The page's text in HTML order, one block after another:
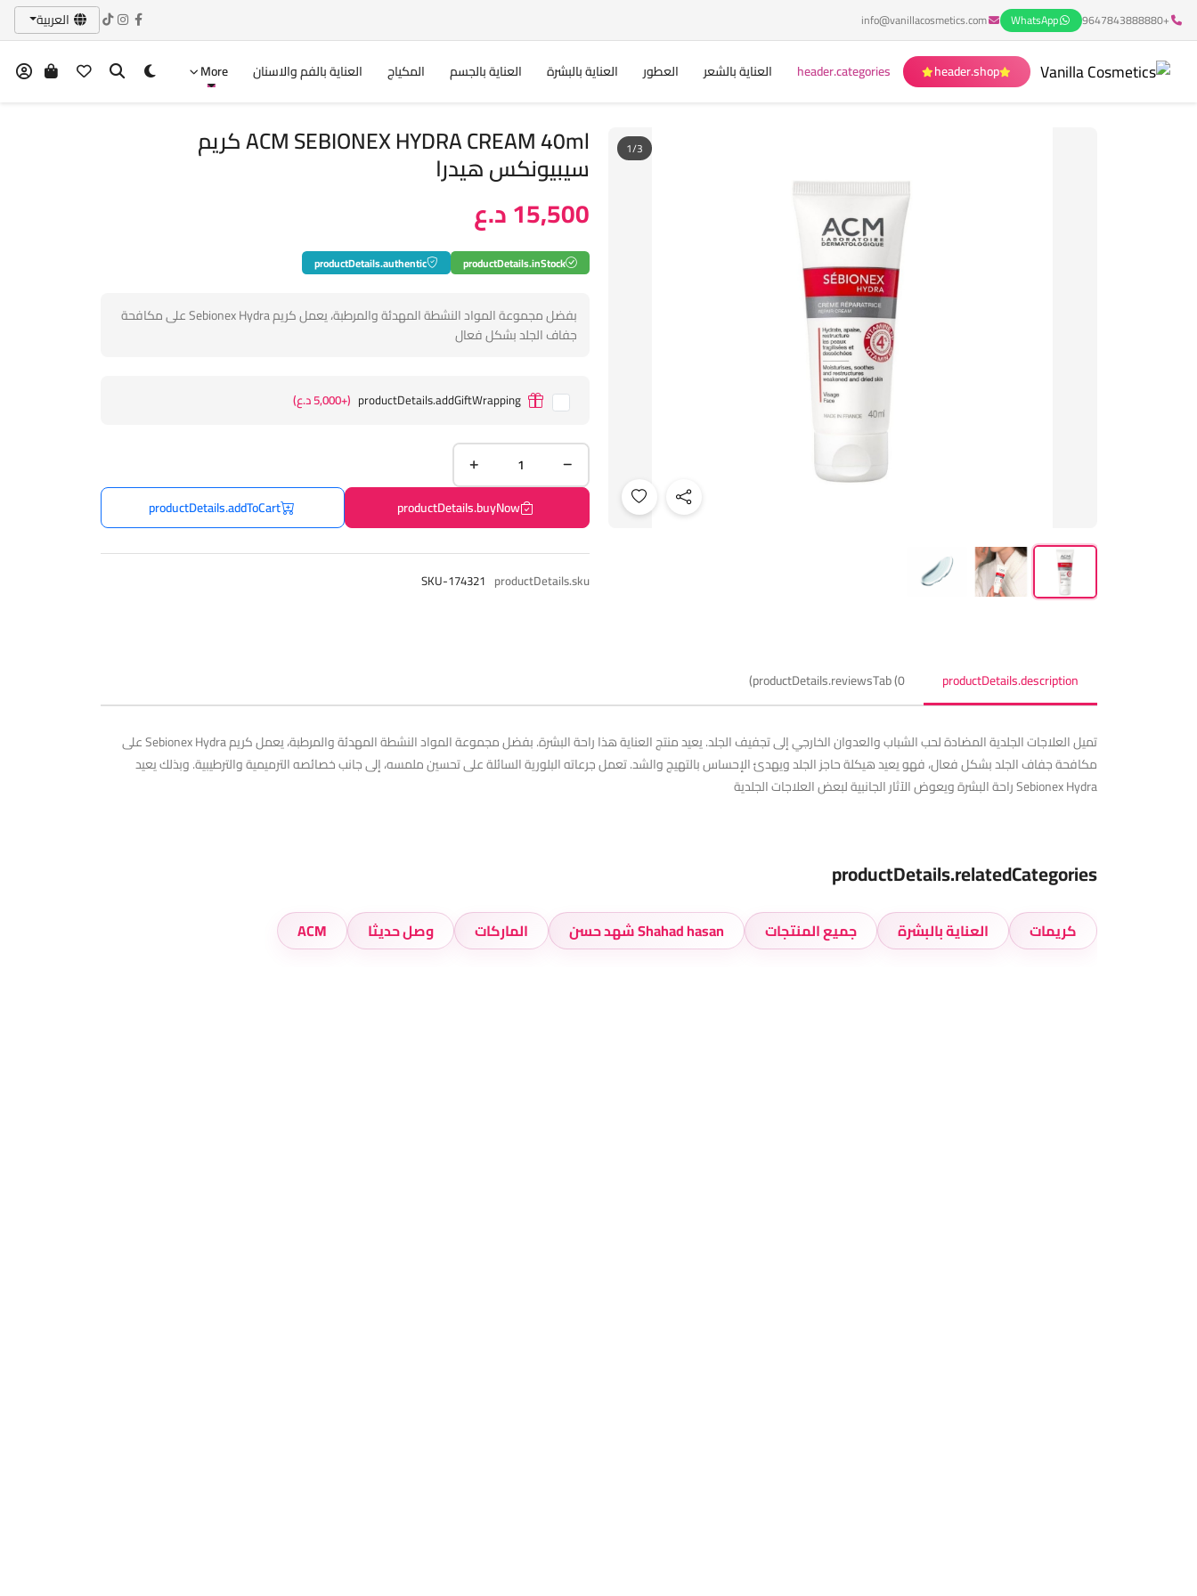
+9647843888880
WhatsApp
info@vanillacosmetics.com العربية
header.shop
header.categories العناية بالشعر العطور العناية بالبشرة العناية بالجسم المكياج العناية بالفم والاسنان More
1/3 ACM SEBIONEX HYDRA CREAM 40ml كريم
سيبيونكس هيدرا
15,500 د.ع
productDetails.inStock
productDetails.authentic
بفضل مجموعة المواد النشطة المهدئة والمرطبة، يعمل كريم Sebionex Hydra على مكافحة
جفاف الجلد بشكل فعال
productDetails.addGiftWrapping (+5,000 د.ع)
productDetails.buyNow
productDetails.addToCart
productDetails.sku
SKU-174321
productDetails.description
productDetails.reviewsTab (0)
تميل العلاجات الجلدية المضادة لحب الشباب والعدوان الخارجي إلى تجفيف الجلد. يعيد منتج العناية هذا راحة البشرة. بفضل مجموعة المواد النشطة المهدئة والمرطبة، يعمل كريم Sebionex Hydra على
مكافحة جفاف الجلد بشكل فعال، فهو يعيد هيكلة حاجز الجلد ويهدئ الإحساس بالتهيج والشد. تعمل جرعاته البلورية السائلة على تحسين ملمسه، إلى جانب خصائصه الترميمية والترطيبية. وبذلك يعيد
Sebionex Hydra راحة البشرة ويعوض الآثار الجانبية لبعض العلاجات الجلدية
productDetails.relatedCategories
كريمات العناية بالبشرة جميع المنتجات Shahad hasan شهد حسن الماركات وصل حديثا ACM